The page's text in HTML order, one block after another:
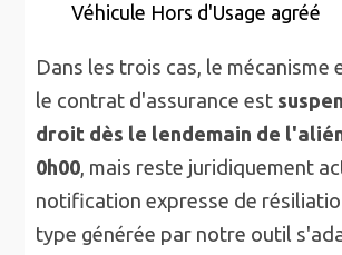
Véhicule Hors d'Usage agréé
Dans les trois cas, le mécanisme
le contrat d'assurance est
droit dès le lendemain de
0h00, mais reste juridiquement
notification expresse de
type générée par notre outil